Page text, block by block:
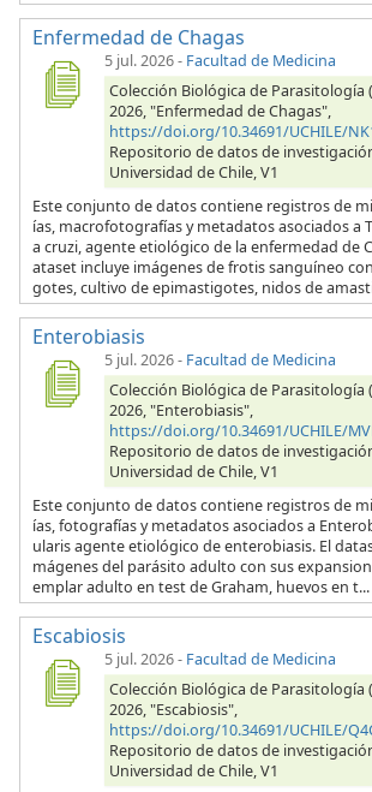
Enfermedad de Chagas
5 jul. 2026- Facultad de Medicina
Colección Biológica de Parasitología
2026, "Enfermedad de Chagas",
https://doi.org/10.34691/UCHILE/
Repositorio de datos de
Universidad de Chile, V1
Este conjunto de datos contiene registros de
ías, macrofotografías y metadatos asociados a
a cruzi, agente etiológico de la enfermedad de
ataset incluye imágenes de frotis sanguíneo
gotes, cultivo de epimastigotes, nidos de
Enterobiasis
5 jul. 2026- Facultad de Medicina
Colección Biológica de Parasitología
2026, "Enterobiasis",
https://doi.org/10.34691/UCHILE/
Repositorio de datos de
Universidad de Chile, V1
Este conjunto de datos contiene registros de
ías, fotografías y metadatos asociados a
ularis agente etiológico de enterobiasis. El
mágenes del parásito adulto con sus
emplar adulto en test de Graham, huevos en t...
Escabiosis
5 jul. 2026- Facultad de Medicina
Colección Biológica de Parasitología
2026, "Escabiosis",
https://doi.org/10.34691/UCHILE/
Repositorio de datos de
Universidad de Chile, V1